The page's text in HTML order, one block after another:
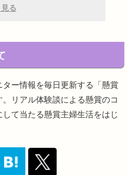
る
ー情報を毎日更新する「懸賞
リアル体験談による懸賞のコ
て当たる懸賞主婦生活をはじ